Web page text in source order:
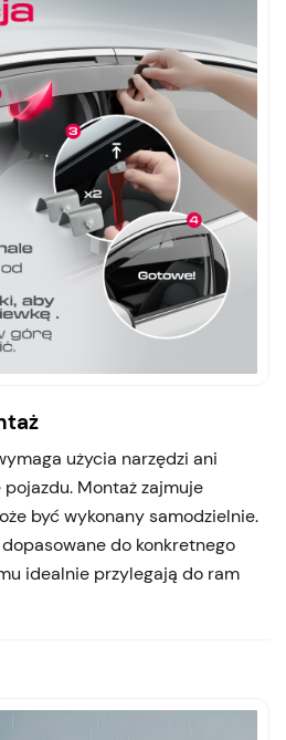
użycia narzędzi ani
Montaż zajmuje
być wykonany samodzielnie.
do konkretnego
idealnie przylegają do ram